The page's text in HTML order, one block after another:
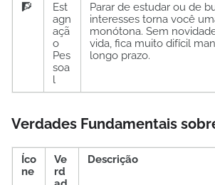
🧗
Est
agn
açã
o
Pes
soa
l
Parar de estudar ou de
interesses torna você
monótona. Sem
vida, fica muito difícil
longo prazo.
Verdades Fundamentais
Íco
ne
Ve
rd
Descrição